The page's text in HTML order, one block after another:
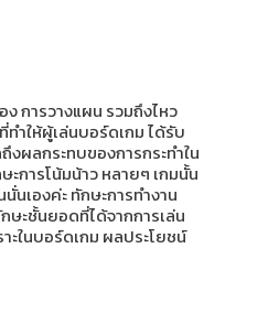
การวางแผน รวมถึงไหว
ำให้ผู้เล่นบอร์ดเกม ได้รับ
ผลกระทบของการกระทำใน
ะการโน้มน้าว หลายๆ เกมนั้น
นเองค่ะ ทักษะการทำงาน
ษะชั้นยอดที่ได้จากการเล่น
ะในบอร์ดเกม ผลประโยชน์